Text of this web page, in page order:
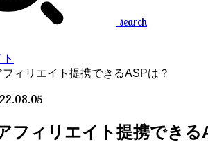
search
ィリエイト提携できるASPは？
フィリエイト提携できる